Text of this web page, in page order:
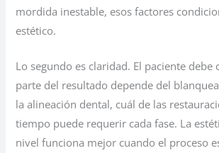
mordida inestable, esos factores
estético.
Lo segundo es claridad. El paciente
parte del resultado depende del
la alineación dental, cuál de las
tiempo puede requerir cada fase. La
nivel funciona mejor cuando el proceso